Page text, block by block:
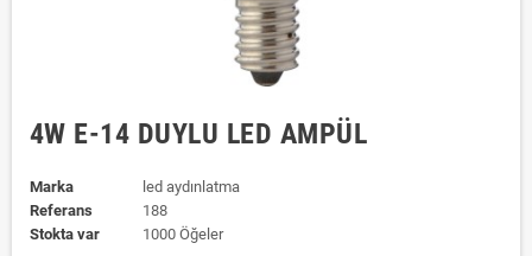
4W E-14 DUYLU LED AMPÜL
Marka
led aydınlatma
Referans
188
Stokta var
1000 Öğeler